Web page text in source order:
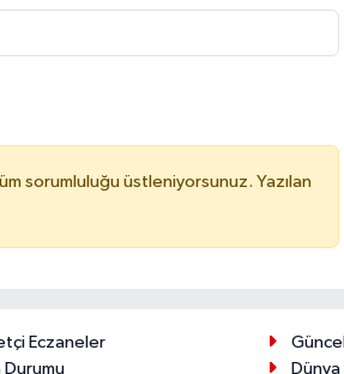
sorumluluğu üstleniyorsunuz. Yazılan
Eczaneler
Durumu
Güncel
Dünya